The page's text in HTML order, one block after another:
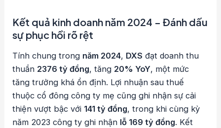
Kết quả kinh doanh năm 2024 – Đánh dấu
sự phục hồi rõ rệt
Tính chung trong năm 2024, DXS đạt doanh thu
thuần 2376 tỷ đồng, tăng 20% YoY, một mức
tăng trưởng khá ổn định. Lợi nhuận sau thuế
thuộc cổ đông công ty mẹ cũng ghi nhận sự cải
thiện vượt bậc với 141 tỷ đồng, trong khi cùng kỳ
năm 2023 công ty ghi nhận lỗ 169 tỷ đồng. Kết